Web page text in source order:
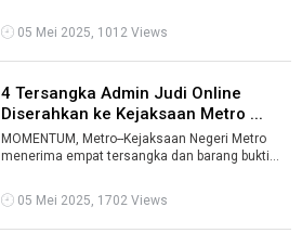
05 Mei 2025, 1012 Views
4 Tersangka Admin Judi Online
Diserahkan ke Kejaksaan Metro ...
MOMENTUM, Metro--Kejaksaan Negeri Metro
menerima empat tersangka dan barang bukti
05 Mei 2025, 1702 Views